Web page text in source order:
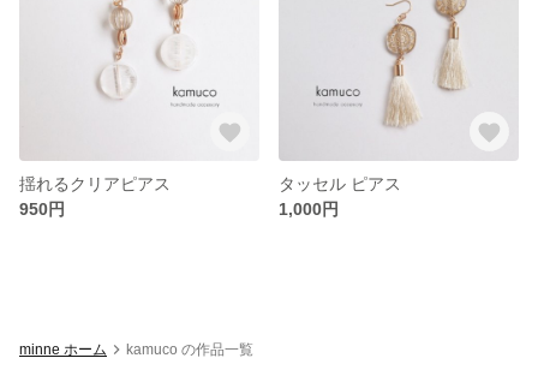
揺れるクリアピアス
950円
タッセル ピアス
1,000円
minne ホーム kamuco の作品一覧